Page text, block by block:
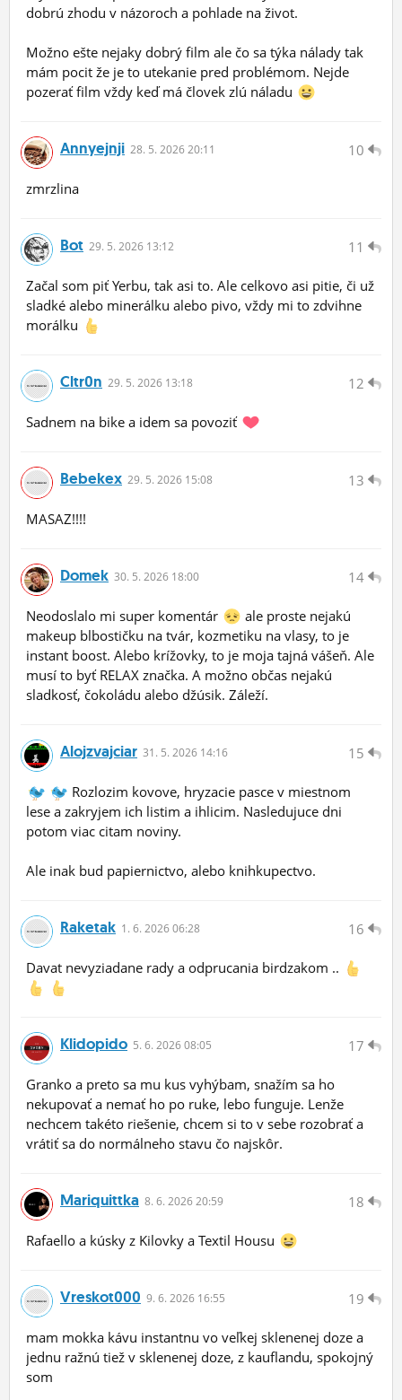
dobrú zhodu v názoroch a pohlade na život.
Možno ešte nejaky dobrý film ale čo sa týka nálady tak
mám pocit že je to utekanie pred problémom. Nejde
pozerať film vždy keď má človek zlú náladu
10
Annyejnji 28. 5. 2026 20:11
zmrzlina
11
Bot 29. 5. 2026 13:12
Začal som piť Yerbu, tak asi to. Ale celkovo asi pitie, či už
sladké alebo minerálku alebo pivo, vždy mi to zdvihne
morálku
12
Cltr0n 29. 5. 2026 13:18
Sadnem na bike a idem sa povoziť
13
Bebekex 29. 5. 2026 15:08
MASAZ!!!!
14
Domek 30. 5. 2026 18:00
Neodoslalo mi super komentár
ale proste nejakú
makeup blbostičku na tvár, kozmetiku na vlasy, to je
instant boost. Alebo krížovky, to je moja tajná vášeň. Ale
musí to byť RELAX značka. A možno občas nejakú
sladkosť, čokoládu alebo džúsik. Záleží.
15
Alojzvajciar 31. 5. 2026 14:16
Rozlozim kovove, hryzacie pasce v miestnom
lese a zakryjem ich listim a ihlicim. Nasledujuce dni
potom viac citam noviny.
Ale inak bud papiernictvo, alebo knihkupectvo.
16
Raketak 1. 6. 2026 06:28
Davat nevyziadane rady a odprucania birdzakom ..
17
Klidopido 5. 6. 2026 08:05
Granko a preto sa mu kus vyhýbam, snažím sa ho
nekupovať a nemať ho po ruke, lebo funguje. Lenže
nechcem takéto riešenie, chcem si to v sebe rozobrať a
vrátiť sa do normálneho stavu čo najskôr.
18
Mariquittka 8. 6. 2026 20:59
Rafaello a kúsky z Kilovky a Textil Housu
19
Vreskot000 9. 6. 2026 16:55
mam mokka kávu instantnu vo veľkej sklenenej doze a
jednu ražnú tiež v sklenenej doze, z kauflandu, spokojný
som